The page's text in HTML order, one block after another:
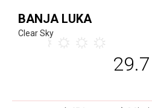
BANJA LUKA
Clear Sky
29.7